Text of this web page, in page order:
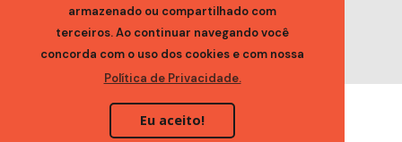
armazenado ou compartilhado com
terceiros. Ao continuar navegando você
concorda com o uso dos cookies e com nossa
Política de Privacidade.
Eu aceito!